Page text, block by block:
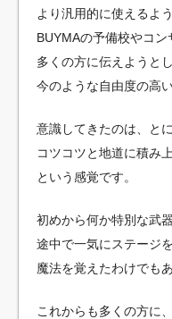
より汎用的に使えるよ
BUYMAの予備校やコン
多くの方に伝えようと
今のような自由度の高
意識してきたのは、と
コツコツと地道に積み
という感覚です。
初めから何か特別な武
途中で一気にステージ
魔法を覚えたわけでも
これからも多くの方に、